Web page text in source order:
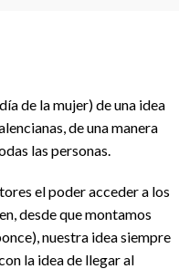
de la mujer) de una idea
de una manera
las personas.
el poder acceder a los
desde que montamos
nuestra idea siempre
la idea de llegar al